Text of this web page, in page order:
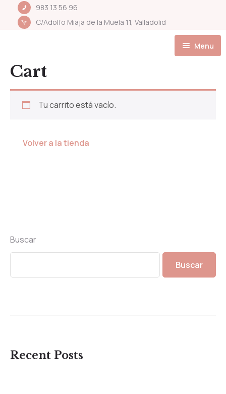
983 13 56 96
C/Adolfo Miaja de la Muela 11, Valladolid
Menu
INICIO
Galería
Cart
Tu carrito está vacío.
Volver a la tienda
Buscar
Buscar
Recent Posts